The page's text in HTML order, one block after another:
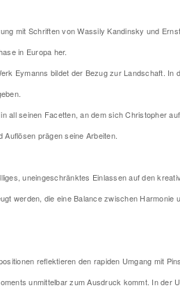
mit Schriften von Wassily Kandinsky und
in Europa her.
Eymanns bildet der Bezug zur Landschaft.
all seinen Facetten, an dem sich Christopher
Auflösen prägen seine Arbeiten.
uneingeschränktes Einlassen auf den
werden, die eine Balance zwischen
reflektieren den rapiden Umgang mit
unmittelbar zum Ausdruck kommt. In